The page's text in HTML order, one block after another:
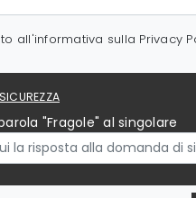
all'informativa sulla Privacy
"Fragole" al singolare